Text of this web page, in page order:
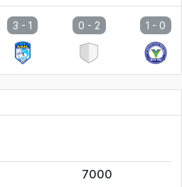
3 - 1 0 - 2 1 - 0
7000